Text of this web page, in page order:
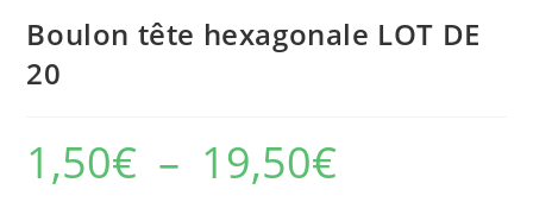
Boulon tête hexagonale LOT DE
20
1,50€ – 19,50€